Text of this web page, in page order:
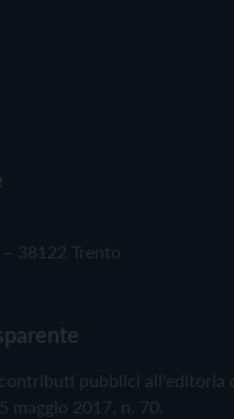
38122 Trento
pubblici all'editoria
maggio 2017, n. 70.